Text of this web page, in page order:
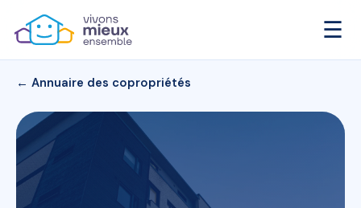
☰
← Annuaire des copropriétés